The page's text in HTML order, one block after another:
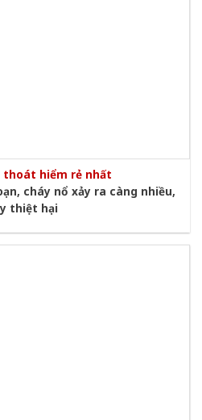
thoát hiểm rẻ nhất
cháy nổ xảy ra càng nhiều,
thiệt hại